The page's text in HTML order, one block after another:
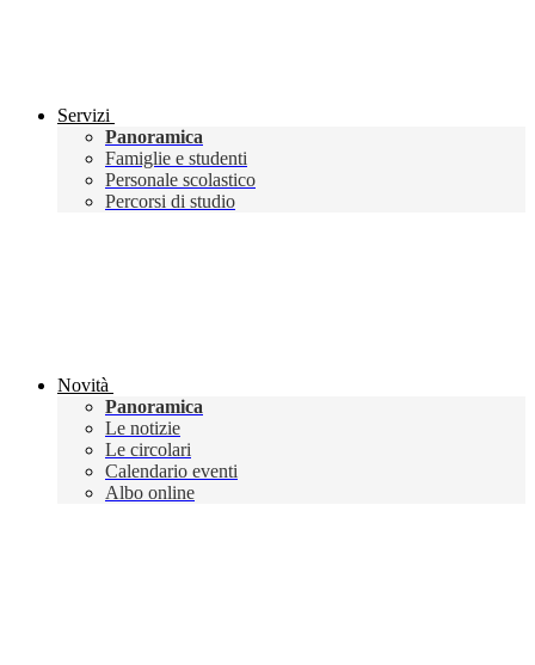
Servizi
Panoramica
Famiglie e studenti
Personale scolastico
Percorsi di studio
Novità
Panoramica
Le notizie
Le circolari
Calendario eventi
Albo online